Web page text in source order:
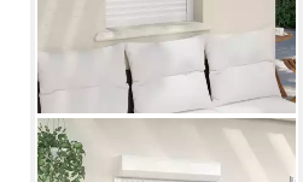
VIDAXL
Fensterladen Rollladen Weiß